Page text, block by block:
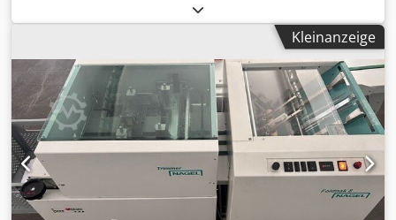
Serial-No. 00010206 Papierformate min. 148 x 210mm -
max. 330 x 448mm Djdpfx Asv Sc Ayob Dskr (DIN A 5, DIN A
4, DIN A 3) Broschürenumschlag Karton oder festes Papier
als Deckblatt Höhe der Papierlage (Broschüren) max.
1,5mm (ca. 15 x 80g) Höhe der Papierlage (Blocks /
Eckheftung) max. 2mm (ca. 20 x 80g) Leistung max. 500
Satz / Stunden Mögliche Heftkopfpositionen (Abstände in
mm) 4 (50 x 80 x 50) Heftklammertypen 26/6, Ri 26/6
Klammerkapazität Heftkopf 210 Online-Video-Inspection by
WhatsApp - MS Zoom - Telegram On Stock
Emskirchen/Nürnberg - Available Immediately - Can be
test
Kleinanzeige